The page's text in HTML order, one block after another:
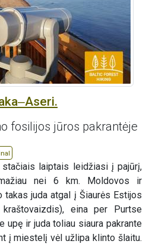
fosilijos jūros pakrantėje
laiptais leidžiasi į pajūrį,
nei 6 km. Moldovos ir
takas juda atgal į Šiaurės Estijos
eina per Purtse
upę ir juda toliau siaura pakrante
į miestelį vėl užlipa klinto šlaitu.